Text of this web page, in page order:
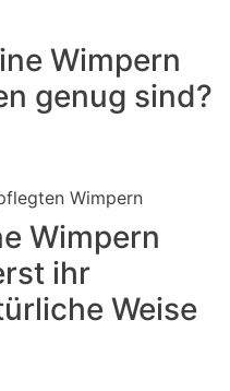
Wimpern
genug sind?
Wimpern
ihr
Weise